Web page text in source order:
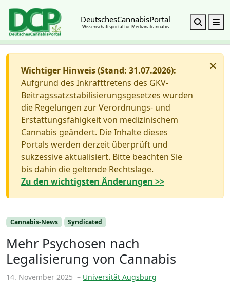
DeutschesCannabisPortal
Wissenschaftsportal für Medizinalcannabis Search
×
Wichtiger Hinweis (Stand: 31.07.2026):
Aufgrund des Inkrafttretens des GKV-
Beitragssatzstabilisierungsgesetzes wurden
die Regelungen zur Verordnungs- und
Erstattungsfähigkeit von medizinischem
Cannabis geändert. Die Inhalte dieses
Portals werden derzeit überprüft und
sukzessive aktualisiert. Bitte beachten Sie
bis dahin die geltende Rechtslage.
Zu den wichtigsten Änderungen >>
Cannabis-News Syndicated
Mehr Psychosen nach
Legalisierung von Cannabis
14. November 2025 – Universität Augsburg